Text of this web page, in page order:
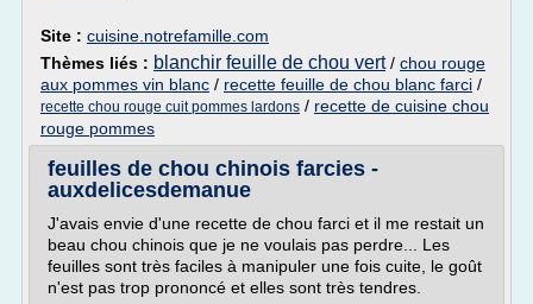
Site : cuisine.notrefamille.com
Thèmes liés : blanchir feuille de chou vert/ chou rouge
aux pommes vin blanc / recette feuille de chou blanc farci /
recette chou rouge cuit pommes lardons / recette de cuisine chou
rouge pommes
feuilles de chou chinois farcies -
auxdelicesdemanue
J'avais envie d'une recette de chou farci et il me restait un
beau chou chinois que je ne voulais pas perdre... Les
feuilles sont très faciles à manipuler une fois cuite, le goût
n'est pas trop prononcé et elles sont très tendres.